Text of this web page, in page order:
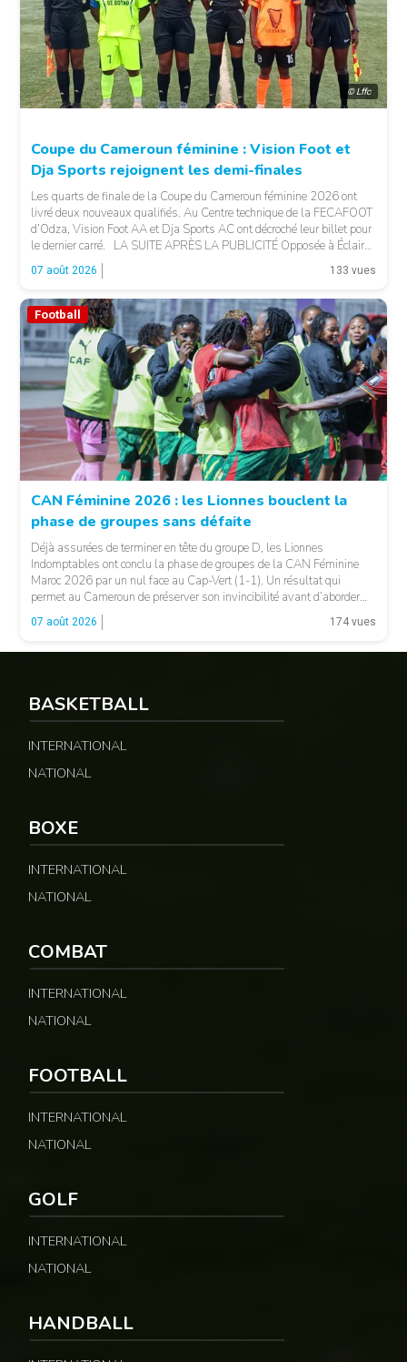
© Lffc
Coupe du Cameroun féminine : Vision Foot et
Dja Sports rejoignent les demi-finales
Les quarts de finale de la Coupe du Cameroun féminine 2026 ont
livré deux nouveaux qualifiés. Au Centre technique de la FECAFOOT
d’Odza, Vision Foot AA et Dja Sports AC ont décroché leur billet pour
le dernier carré. LA SUITE APRÈS LA PUBLICITÉ Opposée à Éclair
FF, Vision Foot a dû patienter jusqu’à la […]
07 août 2026 133 vues
Football
CAN Féminine 2026 : les Lionnes bouclent la
phase de groupes sans défaite
Déjà assurées de terminer en tête du groupe D, les Lionnes
Indomptables ont conclu la phase de groupes de la CAN Féminine
Maroc 2026 par un nul face au Cap-Vert (1-1). Un résultat qui
permet au Cameroun de préserver son invincibilité avant d’aborder
les choses sérieuses. Les Camerounaises ont rapidement pris le
contrôle des opérations […]
07 août 2026 174 vues
BASKETBALL
INTERNATIONAL
NATIONAL
BOXE
INTERNATIONAL
NATIONAL
COMBAT
INTERNATIONAL
NATIONAL
FOOTBALL
INTERNATIONAL
NATIONAL
GOLF
INTERNATIONAL
NATIONAL
HANDBALL